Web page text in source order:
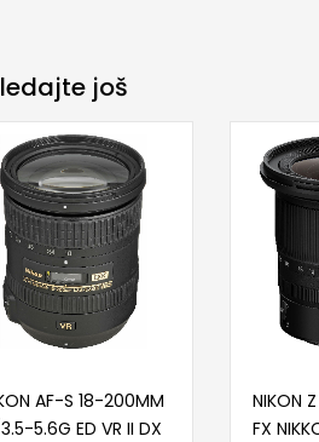
još
AF-S 18-200MM
5.6G ED VR II DX
NIKON
FX